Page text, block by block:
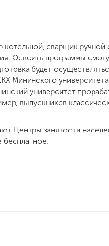
сварщик ручной
Освоить программы
будет
Мининского
университет
выпускников
Центры занятости
бесплатное.